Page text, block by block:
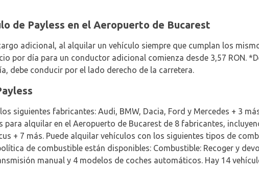
de Payless en el Aeropuerto de Bucarest
adicional, al alquilar un vehículo siempre que cumplan los
por día para un conductor adicional comienza desde 3,57 RON.
debe conducir por el lado derecho de la carretera.
siguientes fabricantes: Audi, BMW, Dacia, Ford y Mercedes + 3
para alquilar en el Aeropuerto de Bucarest de 8 fabricantes,
+ 7 más. Puede alquilar vehículos con los siguientes tipos de
de combustible están disponibles: Combustible: Recoger y
manual y 4 modelos de coches automáticos. Hay 14